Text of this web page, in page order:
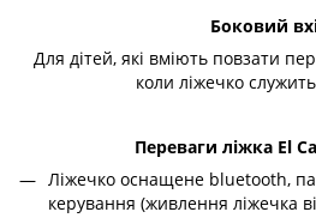
Боковий
Для дітей, які вміють повзати
коли ліжечко
Переваги ліжка El
Ліжечко оснащене bluetooth,
керування (живлення ліжечка